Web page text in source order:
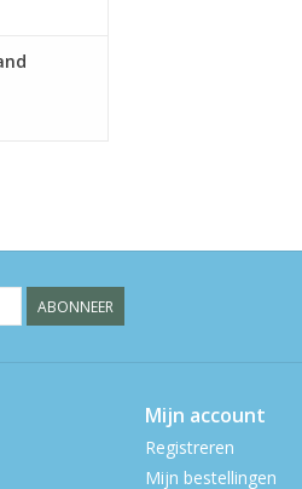
ABONNEER
Mijn account
Registreren
Mijn bestellingen